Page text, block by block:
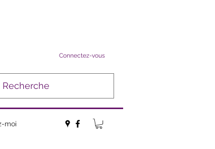
Connectez-vous
moi